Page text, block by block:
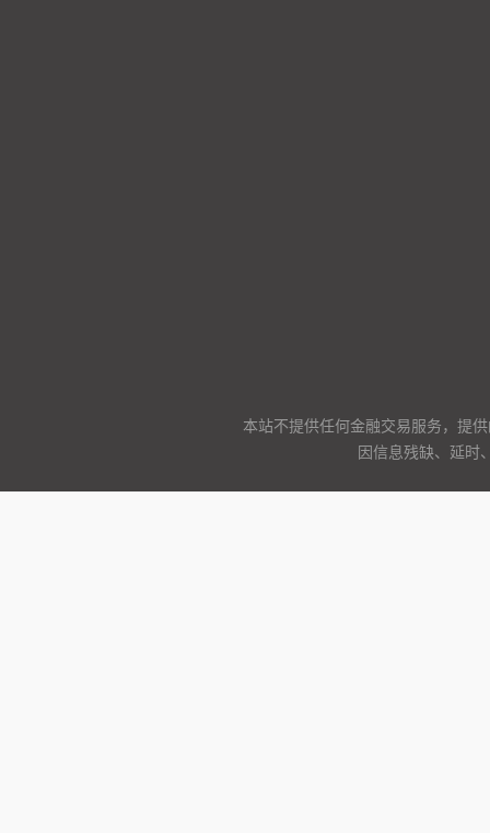
本站不提供任何金融交易服务，提
因信息残缺、延时